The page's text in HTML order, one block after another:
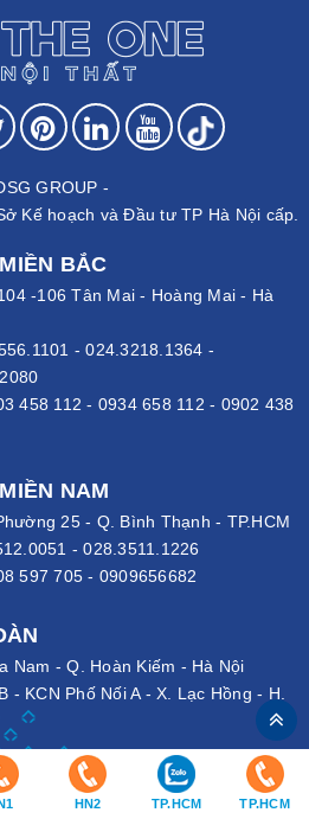
GROUP -
Kế hoạch và Đầu tư TP Hà Nội cấp.
BẮC
-106 Tân Mai - Hoàng Mai - Hà
-024.3218.1364 -
458 112 - 0934 658 112 - 0902 438
NAM
25 - Q. Bình Thạnh - TP.HCM
-028.3511.1226
597 705 - 0909656682
Nam - Q. Hoàn Kiếm - Hà Nội
KCN Phố Nối A - X. Lạc Hồng - H.
HN2 TP.HCM TP.HCM